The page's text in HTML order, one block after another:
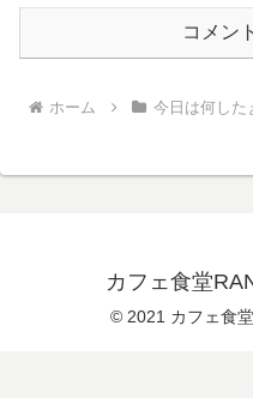
コメン
ホーム 今日は何した
カフェ食堂
© 2021 カフェ食